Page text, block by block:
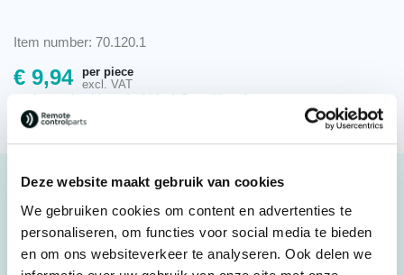
Deze website maakt gebruik van cookies
We gebruiken cookies om content en advertenties te
personaliseren, om functies voor social media te bieden
en om ons websiteverkeer te analyseren. Ook delen we
Item number: 70.120.1
€ 9,94
per piece
excl. VAT
In stock, shipped within 1-2 working days
Description
Push button 2 step black
Original spare part